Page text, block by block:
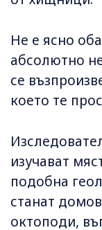
Не е ясно
абсолютно
се
което те
изучават
подобна
станат
октоподи,